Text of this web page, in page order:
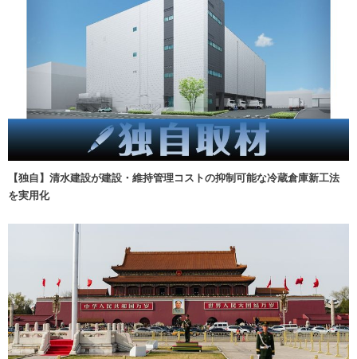
【独自】清水建設が建設・維持管理コストの抑制可能な冷蔵倉庫新工法
を実用化